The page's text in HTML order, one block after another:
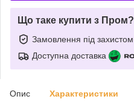
Що таке купити з Пром?
Замовлення під захистом
Доступна доставка
Опис Характеристики